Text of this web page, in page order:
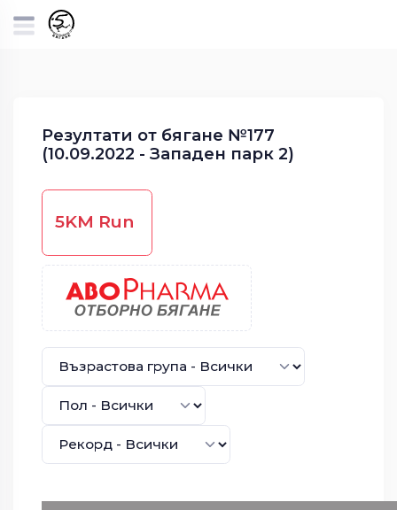
Резултати от бягане №177
(10.09.2022 - Западен парк 2)
5KM Run